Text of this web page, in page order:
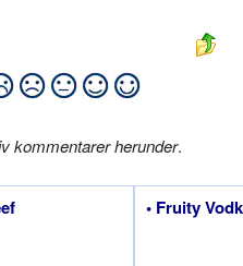
kommentarer herunder.
• Fruity